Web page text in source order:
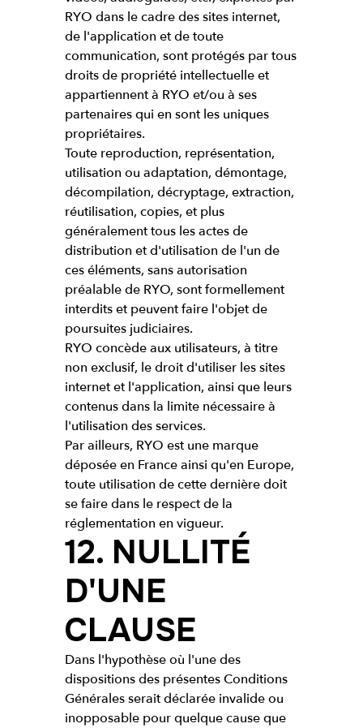
RYO dans le cadre des sites internet,
de l'application et de toute
communication, sont protégés par tous
droits de propriété intellectuelle et
appartiennent à RYO et/ou à ses
partenaires qui en sont les uniques
propriétaires.
Toute reproduction, représentation,
utilisation ou adaptation, démontage,
décompilation, décryptage, extraction,
réutilisation, copies, et plus
généralement tous les actes de
distribution et d'utilisation de l'un de
ces éléments, sans autorisation
préalable de RYO, sont formellement
interdits et peuvent faire l'objet de
poursuites judiciaires.
RYO concède aux utilisateurs, à titre
non exclusif, le droit d'utiliser les sites
internet et l'application, ainsi que leurs
contenus dans la limite nécessaire à
l'utilisation des services.
Par ailleurs, RYO est une marque
déposée en France ainsi qu'en Europe,
toute utilisation de cette dernière doit
se faire dans le respect de la
réglementation en vigueur.
12. NULLITÉ
D'UNE
CLAUSE
Dans l'hypothèse où l'une des
dispositions des présentes Conditions
Générales serait déclarée invalide ou
inopposable pour quelque cause que